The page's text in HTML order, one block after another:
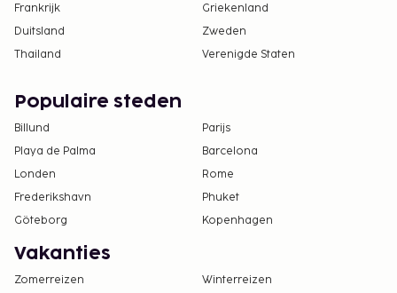
kamers toegelaten.
Contacloos inchecken en contactloos
uitchecken zijn mogelijk.
Frankrijk
Griekenland
Duitsland
Zweden
Thailand
Verenigde Staten
Populaire steden
Billund
Parijs
Playa de Palma
Barcelona
Londen
Rome
Frederikshavn
Phuket
Göteborg
Kopenhagen
Vakanties
Zomerreizen
Winterreizen